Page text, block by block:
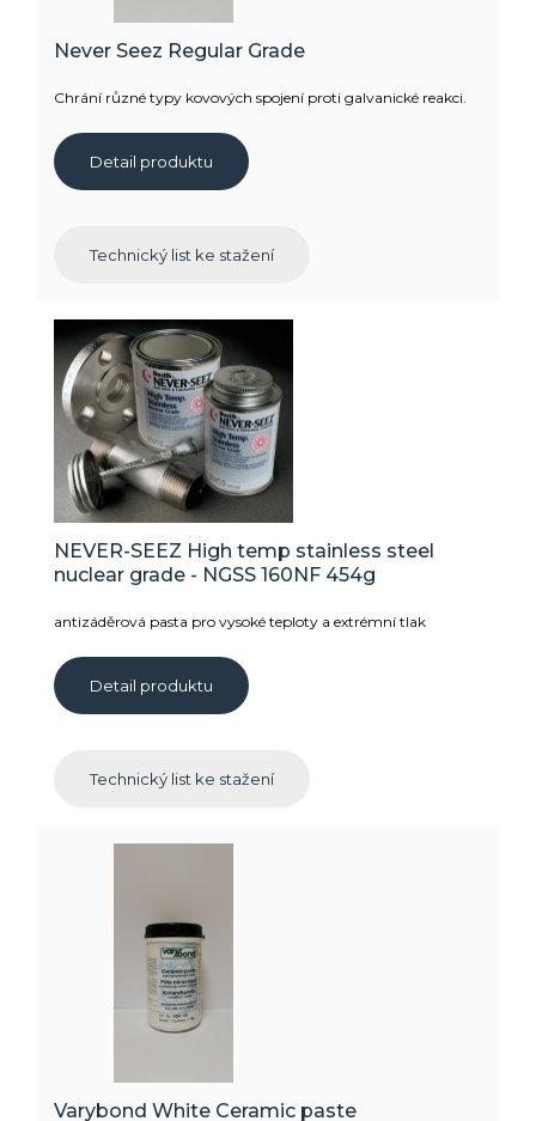
Never Seez Regular Grade
Chrání různé typy kovových spojení proti galvanické reakci.
Detail produktu
Technický list ke stažení
NEVER-SEEZ High temp stainless steel
nuclear grade - NGSS 160NF 454g
antizáděrová pasta pro vysoké teploty a extrémní tlak
Detail produktu
Technický list ke stažení
Varybond White Ceramic paste